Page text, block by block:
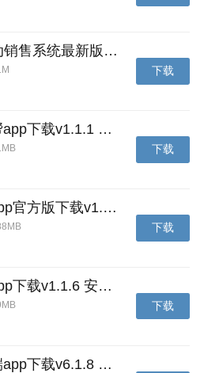
件，在体验上，设备列表可
的图片不用手动去预览，在预
由切换。在设备配置方面也有
户自定义调试，更多功能欢迎
能下载了哦！
ris云客移动销售系统最新版下载v1.1.25 安卓手机版
下载
粤语翻译帮app下载v1.1.1 安卓版
下载
人生笔记app官方版下载v1.19.4 安卓版
下载
萝卜笔记app下载v1.1.6 安卓版
下载
贯联商户端app下载v6.1.8 安卓版